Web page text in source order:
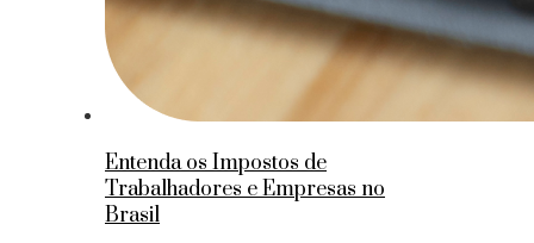
Entenda os Impostos de
Trabalhadores e Empresas no
Brasil